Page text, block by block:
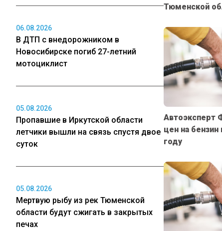
06.08.2026
В ДТП с внедорожником в
Новосибирске погиб 27-летний
мотоциклист
05.08.2026
Пропавшие в Иркутской области
летчики вышли на связь спустя двое
суток
05.08.2026
Мертвую рыбу из рек Тюменской
области будут сжигать в закрытых
печах
Тюменской
Автоэксперт
цен на
году